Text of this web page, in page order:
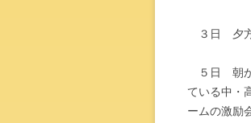
３日 夕方
５日 朝か
ている中・
ームの激励